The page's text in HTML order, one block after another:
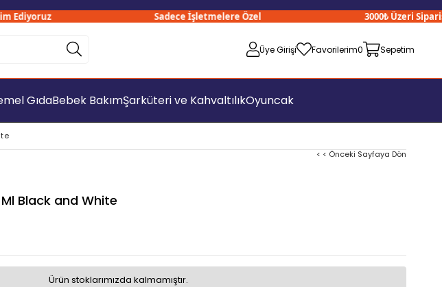
Sadece İşletmelere Özel 3000₺ Üzeri
Üye Girişi Favorilerim0 Sepetim
GıdaBebek BakımŞarküteri ve KahvaltılıkOyuncak
< < Önceki Sayfaya Dön
Black and White
Ürün stoklarımızda kalmamıştır.